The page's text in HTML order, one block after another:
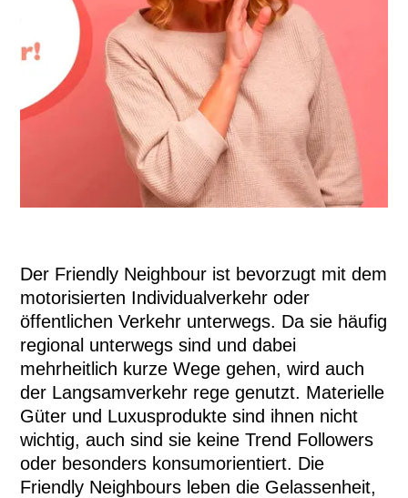
Der Friendly Neighbour ist bevorzugt mit dem
motorisierten Individualverkehr oder
öffentlichen Verkehr unterwegs. Da sie häufig
regional unterwegs sind und dabei
mehrheitlich kurze Wege gehen, wird auch
der Langsamverkehr rege genutzt. Materielle
Güter und Luxusprodukte sind ihnen nicht
wichtig, auch sind sie keine Trend Followers
oder besonders konsumorientiert. Die
Friendly Neighbours leben die Gelassenheit,